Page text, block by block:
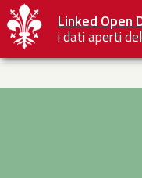
Linked Open
i dati aperti